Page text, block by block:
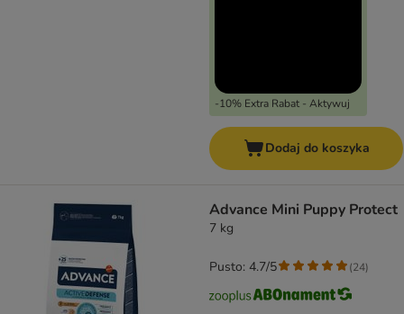
-10% Extra Rabat - Aktywuj
Dodaj do koszyka
Advance Mini Puppy Protect
7 kg
Pusto: 4.7/5 (24)